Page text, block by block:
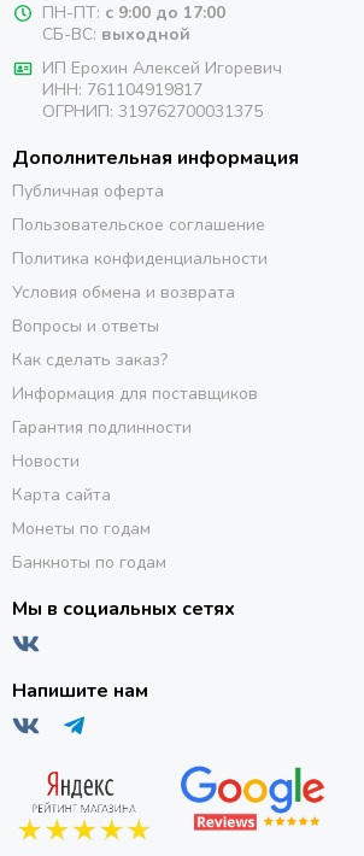
ПН-ПТ: с 9:00 до 17:00
СБ-ВС: выходной
ИП Ерохин Алексей Игоревич
ИНН: 761104919817
ОГРНИП: 319762700031375
Дополнительная информация
Публичная оферта
Пользовательское соглашение
Политика конфиденциальности
Условия обмена и возврата
Вопросы и ответы
Как сделать заказ?
Информация для поставщиков
Гарантия подлинности
Новости
Карта сайта
Монеты по годам
Банкноты по годам
Мы в социальных сетях
Напишите нам